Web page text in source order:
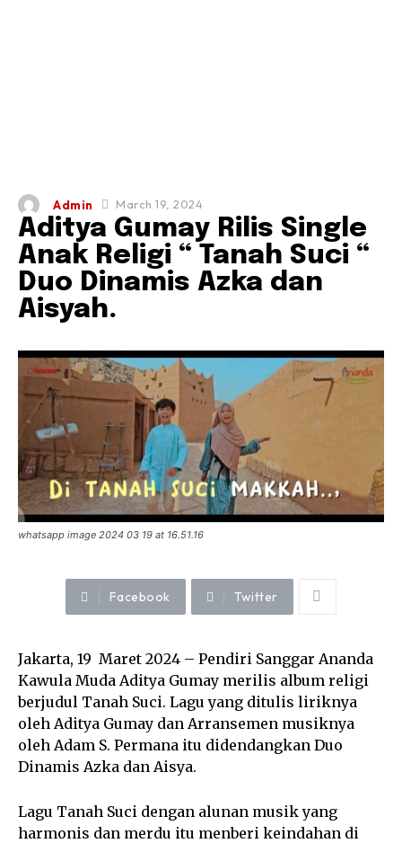
Admin March 19, 2024
Aditya Gumay Rilis Single
Anak Religi “ Tanah Suci “
Duo Dinamis Azka dan
Aisyah.
whatsapp image 2024 03 19 at 16.51.16
Facebook Twitter
Jakarta, 19 Maret 2024 – Pendiri Sanggar Ananda
Kawula Muda Aditya Gumay merilis album religi
berjudul Tanah Suci. Lagu yang ditulis liriknya
oleh Aditya Gumay dan Arransemen musiknya
oleh Adam S. Permana itu didendangkan Duo
Dinamis Azka dan Aisya.
Lagu Tanah Suci dengan alunan musik yang
harmonis dan merdu itu menberi keindahan di